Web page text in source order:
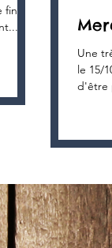
fin
Une
le 15/
d'être